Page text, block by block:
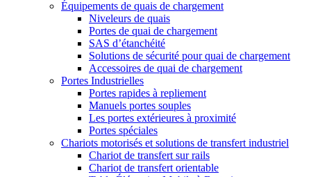
Équipements de quais de chargement
Niveleurs de quais
Portes de quai de chargement
SAS d’étanchéité
Solutions de sécurité pour quai de chargement
Accessoires de quai de chargement
Portes Industrielles
Portes rapides à repliement
Manuels portes souples
Les portes extérieures à proximité
Portes spéciales
Chariots motorisés et solutions de transfert industriel
Chariot de transfert sur rails
Chariot de transfert orientable